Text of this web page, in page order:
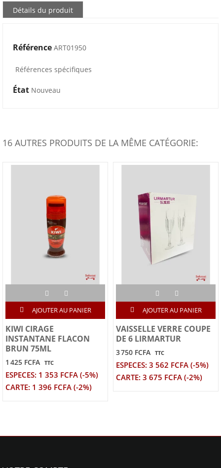
Détails du produit
Référence ART01950
Références spécifiques
État Nouveau
16 AUTRES PRODUITS DE LA MÊME CATÉGORIE:
AJOUTER AU PANIER
KIWI CIRAGE
INSTANTANE FLACON
BRUN 75ML
1 425 FCFA TTC
ESPECES: 1 353 FCFA (-5%)
CARTE: 1 396 FCFA (-2%)
AJOUTER AU PANIER
VAISSELLE VERRE COUPE
DE 6 LIRMARTUR
3 750 FCFA TTC
ESPECES: 3 562 FCFA (-5%)
CARTE: 3 675 FCFA (-2%)